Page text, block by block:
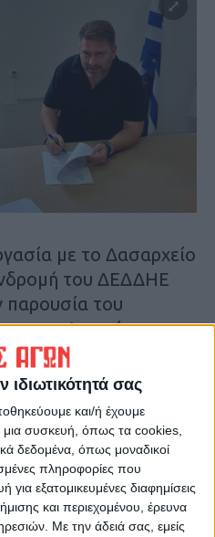
ιδιωτικότητά σας
και/ή έχουμε
συσκευή, όπως τα cookies,
δεδομένα, όπως μοναδικοί
πληροφορίες που
εξατομικευμένες διαφημίσεις
και περιεχομένου, έρευνα
Με την άδειά σας, εμείς
με το Δασαρχείο
του ΔΕΔΔΗΕ
παρουσία του
του Λεοντίτου,
η κοπή ξερών
πλατάνου από
ο οποίος στέκεται
οι πρώτες
τσιμέντου στον
της